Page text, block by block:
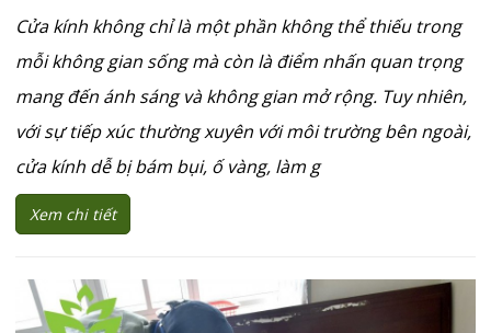
Cửa kính không chỉ là một phần không thể thiếu trong
mỗi không gian sống mà còn là điểm nhấn quan trọng
mang đến ánh sáng và không gian mở rộng. Tuy nhiên,
với sự tiếp xúc thường xuyên với môi trường bên ngoài,
cửa kính dễ bị bám bụi, ố vàng, làm g
Xem chi tiết